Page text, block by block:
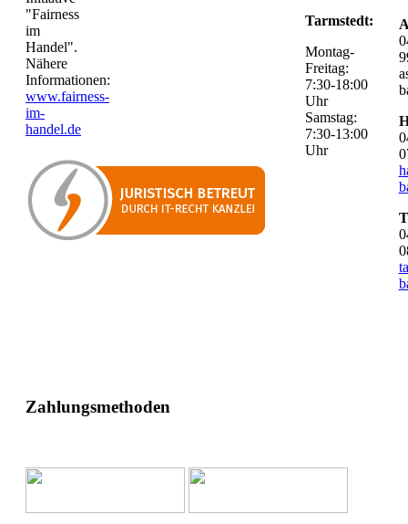
"Fairness
im
Handel".
Nähere
Informationen:
www.fairness-
im-
handel.de
Tarmstedt:
Montag-
Freitag:
7:30-18:00
Uhr
Samstag:
7:30-13:00
Uhr
Zahlungsmethoden